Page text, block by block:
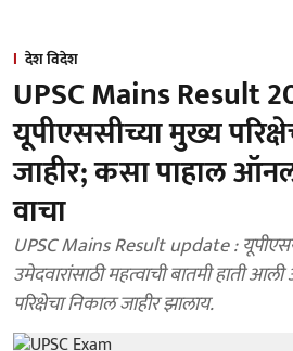
देश विदेश
UPSC Mains Result
यूपीएससीच्या मुख्य
जाहीर; कसा पाहाल
वाचा
UPSC Mains Result update :
उमेदवारांसाठी महत्वाची बातमी हाती
परिक्षेचा निकाल जाहीर झालाय.